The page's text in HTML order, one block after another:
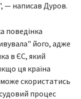
— написав Дуров.
поведінка
його, адже
в ЄС, який
ця країна
скористатись
процес